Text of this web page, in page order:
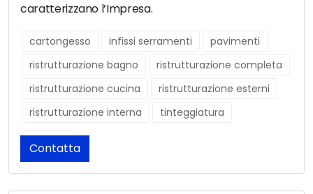
caratterizzano l’Impresa.
cartongesso infissi serramenti
pavimenti
ristrutturazione bagno
ristrutturazione completa
ristrutturazione cucina
ristrutturazione esterni
ristrutturazione interna
tinteggiatura
Contatta